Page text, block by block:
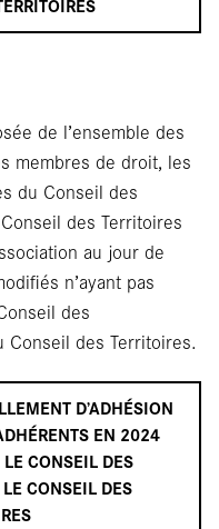
de l’ensemble des
membres de droit, les
du Conseil des
des Territoires
au jour de
n’ayant pas
des
Conseil des Territoires.
D’ADHÉSION
EN 2024
LE CONSEIL DES
CONSEIL DES